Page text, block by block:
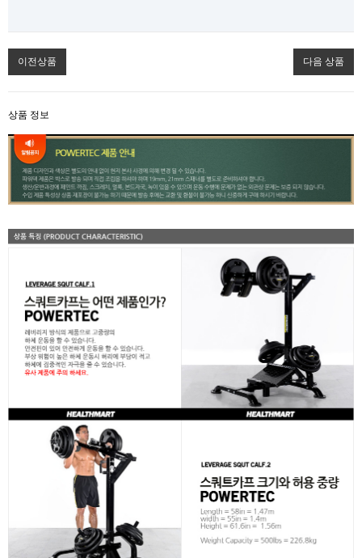
이전상품 다음 상품
상품 정보